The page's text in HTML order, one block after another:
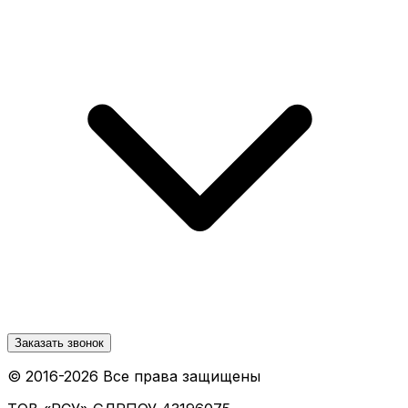
Заказать звонок
© 2016-2026 Все права защищены